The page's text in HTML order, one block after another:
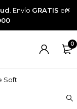
. Envío GRATIS en
0
Soft